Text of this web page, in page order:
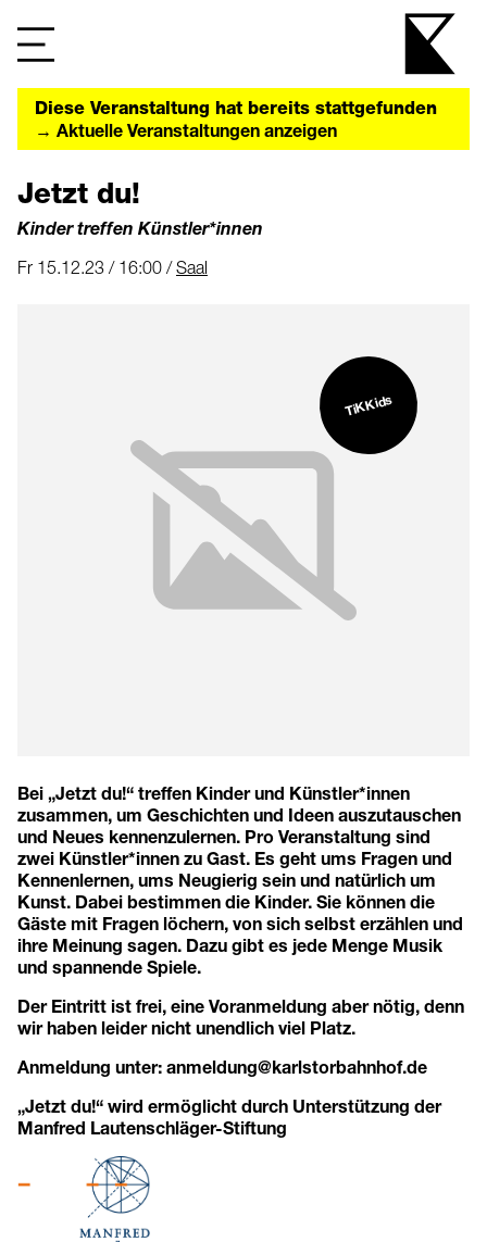
Diese Veranstaltung hat bereits stattgefunden
→ Aktuelle Veranstaltungen anzeigen
Jetzt du!
Kinder treffen Künstler*innen
Fr 15.12.23 / 16:00 /Saal
TiKKids
Bei „Jetzt du!“ treffen Kinder und Künstler*innen
zusammen, um Geschichten und Ideen auszutauschen
und Neues kennenzulernen. Pro Veranstaltung sind
zwei Künstler*innen zu Gast. Es geht ums Fragen und
Kennenlernen, ums Neugierig sein und natürlich um
Kunst. Dabei bestimmen die Kinder. Sie können die
Gäste mit Fragen löchern, von sich selbst erzählen und
ihre Meinung sagen. Dazu gibt es jede Menge Musik
und spannende Spiele.
Der Eintritt ist frei, eine Voranmeldung aber nötig, denn
wir haben leider nicht unendlich viel Platz.
Anmeldung unter: anmeldung@karlstorbahnhof.de
„Jetzt du!“ wird ermöglicht durch Unterstützung der
Manfred Lautenschläger-Stiftung